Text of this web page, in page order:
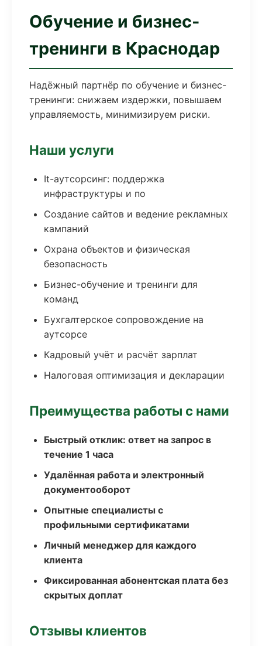
Обучение и бизнес-
тренинги в Краснодар
Надёжный партнёр по обучение и бизнес-
тренинги: снижаем издержки, повышаем
управляемость, минимизируем риски.
Наши услуги
It-аутсорсинг: поддержка
инфраструктуры и по
Создание сайтов и ведение рекламных
кампаний
Охрана объектов и физическая
безопасность
Бизнес-обучение и тренинги для
команд
Бухгалтерское сопровождение на
аутсорсе
Кадровый учёт и расчёт зарплат
Налоговая оптимизация и декларации
Преимущества работы с нами
Быстрый отклик: ответ на запрос в
течение 1 часа
Удалённая работа и электронный
документооборот
Опытные специалисты с
профильными сертификатами
Личный менеджер для каждого
клиента
Фиксированная абонентская плата без
скрытых доплат
Отзывы клиентов